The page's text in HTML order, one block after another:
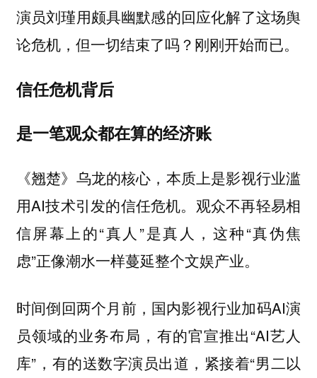
演员刘瑾用颇具幽默感的回应化解了这场舆
论危机，但一切结束了吗？刚刚开始而已。
信任危机背后
是一笔观众都在算的经济账
《翘楚》乌龙的核心，本质上是影视行业滥
用AI技术引发的信任危机。观众不再轻易相
信屏幕上的“真人”是真人，这种“真伪焦
虑”正像潮水一样蔓延整个文娱产业。
时间倒回两个月前，国内影视行业加码AI演
员领域的业务布局，有的官宣推出“AI艺人
库”，有的送数字演员出道，紧接着“男二以